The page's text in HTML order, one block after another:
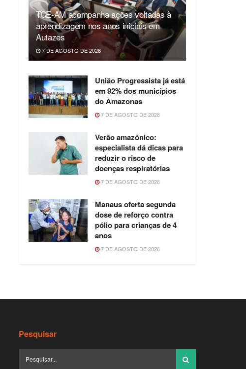
TCE-AM acompanha ações voltadas à
aprendizagem nos anos iniciais em
Autazes
7 DE AGOSTO DE 2026
União Progressista já está
em 92% dos municípios
do Amazonas
7 DE AGOSTO DE 2026
Verão amazônico:
especialista dá dicas para
reduzir o risco de
doenças respiratórias
7 DE AGOSTO DE 2026
Manaus oferta segunda
dose de reforço contra
pólio para crianças de 4
anos
7 DE AGOSTO DE 2026
Pesquisar